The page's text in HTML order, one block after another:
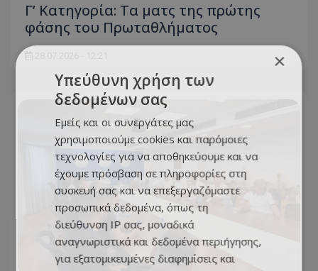
Γ’ Κατηγορία: Τα ματς της πρώτης
φάσης του Πρωταθλήματος
×
Υπεύθυνη χρήση των
δεδομένων σας
Εμείς και οι συνεργάτες μας
χρησιμοποιούμε cookies και παρόμοιες
τεχνολογίες για να αποθηκεύουμε και να
έχουμε πρόσβαση σε πληροφορίες στη
συσκευή σας και να επεξεργαζόμαστε
προσωπικά δεδομένα, όπως τη
διεύθυνση IP σας, μοναδικά
αναγνωριστικά και δεδομένα περιήγησης,
για εξατομικευμένες διαφημίσεις και